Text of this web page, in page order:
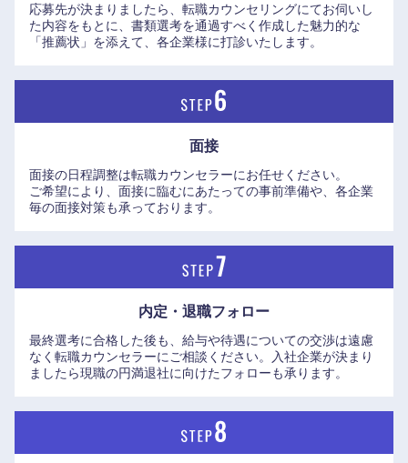
応募先が決まりましたら、転職カウンセリングにてお伺いし
た内容をもとに、書類選考を通過すべく作成した魅力的な
「推薦状」を添えて、各企業様に打診いたします。
面接
面接の日程調整は転職カウンセラーにお任せください。
ご希望により、面接に臨むにあたっての事前準備や、各企業
毎の面接対策も承っております。
内定・退職フォロー
最終選考に合格した後も、給与や待遇についての交渉は遠慮
なく転職カウンセラーにご相談ください。入社企業が決まり
ましたら現職の円満退社に向けたフォローも承ります。
福岡県 佐賀県
長崎県 熊本県
鹿児島県 沖縄県